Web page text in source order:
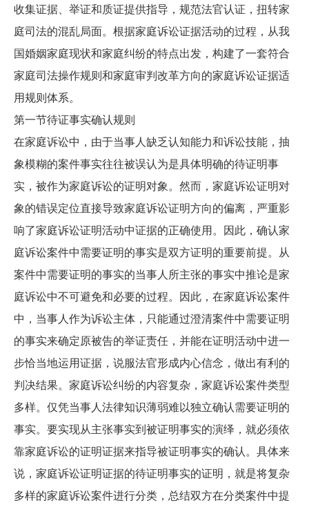
收集证据、举证和质证提供指导，规范法官认证，扭转家
庭司法的混乱局面。根据家庭诉讼证据活动的过程，从我
国婚姻家庭现状和家庭纠纷的特点出发，构建了一套符合
家庭司法操作规则和家庭审判改革方向的家庭诉讼证据适
用规则体系。
第一节待证事实确认规则
在家庭诉讼中，由于当事人缺乏认知能力和诉讼技能，抽
象模糊的案件事实往往被误认为是具体明确的待证明事
实，被作为家庭诉讼的证明对象。然而，家庭诉讼证明对
象的错误定位直接导致家庭诉讼证明方向的偏离，严重影
响了家庭诉讼证明活动中证据的正确使用。因此，确认家
庭诉讼案件中需要证明的事实是双方证明的重要前提。从
案件中需要证明的事实的当事人所主张的事实中推论是家
庭诉讼中不可避免和必要的过程。因此，在家庭诉讼案件
中，当事人作为诉讼主体，只能通过澄清案件中需要证明
的事实来确定原被告的举证责任，并能在证明活动中进一
步恰当地运用证据，说服法官形成内心信念，做出有利的
判决结果。家庭诉讼纠纷的内容复杂，家庭诉讼案件类型
多样。仅凭当事人法律知识薄弱难以独立确认需要证明的
事实。要实现从主张事实到被证明事实的演绎，就必须依
靠家庭诉讼的证明证据来指导被证明事实的确认。具体来
说，家庭诉讼证明证据的待证明事实的证明，就是将复杂
多样的家庭诉讼案件进行分类，总结双方在分类案件中提